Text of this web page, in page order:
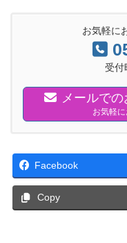
お気軽に
受付
メールで
お気軽に
Facebook
Copy